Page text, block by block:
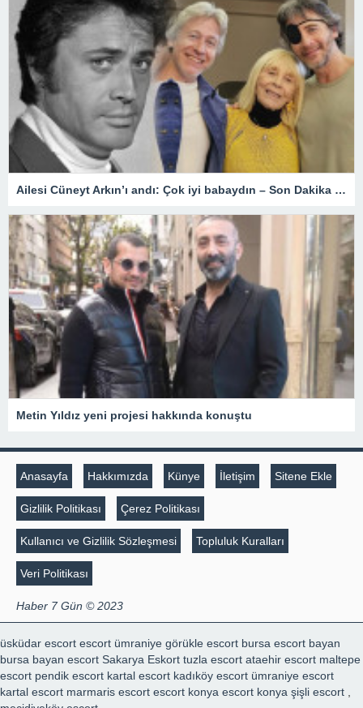
Ailesi Cüneyt Arkın’ı andı: Çok iyi babaydın – Son Dakika Magazin Haberleri
Metin Yıldız yeni projesi hakkında konuştu
Anasayfa Hakkımızda Künye İletişim Sitene Ekle
Gizlilik Politikası Çerez Politikası
Kullanıcı ve Gizlilik Sözleşmesi Topluluk Kuralları
Veri Politikası
Haber 7 Gün © 2023
üsküdar escort escort ümraniye görükle escort bursa escort bayan
bursa bayan escort Sakarya Eskort tuzla escort ataehir escort maltepe
escort pendik escort kartal escort kadıköy escort ümraniye escort
kartal escort marmaris escort escort konya escort konya şişli escort ,